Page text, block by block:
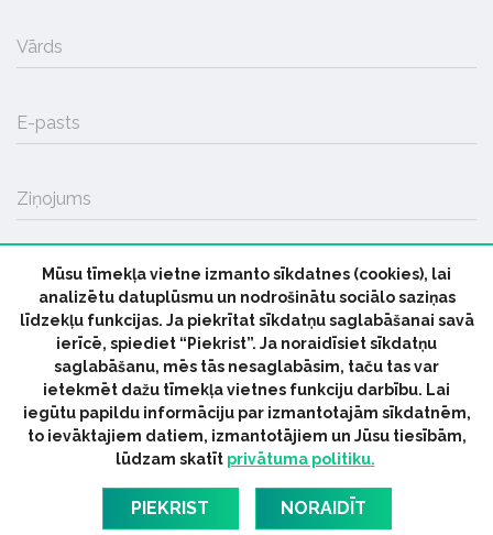
Vārds
E-pasts
Ziņojums
SŪTĪT
© 2026 parmuziku.lv, visas tiesības paturētas
ParMuziku.lv Mūzikas Ziņas
Industrijas Ziņas
Industrijas ABC
Mūzika Biznesam
Latvijas oficiālais
dziesmu TOPS
RIGaLIVE
Mūsu tīmekļa vietne izmanto sīkdatnes (cookies), lai
analizētu datuplūsmu un nodrošinātu sociālo saziņas
līdzekļu funkcijas. Ja piekrītat sīkdatņu saglabāšanai savā
ierīcē, spiediet “Piekrist”. Ja noraidīsiet sīkdatņu
saglabāšanu, mēs tās nesaglabāsim, taču tas var
ietekmēt dažu tīmekļa vietnes funkciju darbību. Lai
iegūtu papildu informāciju par izmantotajām sīkdatnēm,
to ievāktajiem datiem, izmantotājiem un Jūsu tiesībām,
lūdzam skatīt privātuma politiku.
PIEKRIST NORAIDĪT